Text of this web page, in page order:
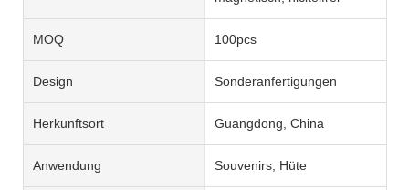
MOQ 100pcs
Design Sonderanfertigungen
Herkunftsort Guangdong, China
Anwendung Souvenirs, Hüte